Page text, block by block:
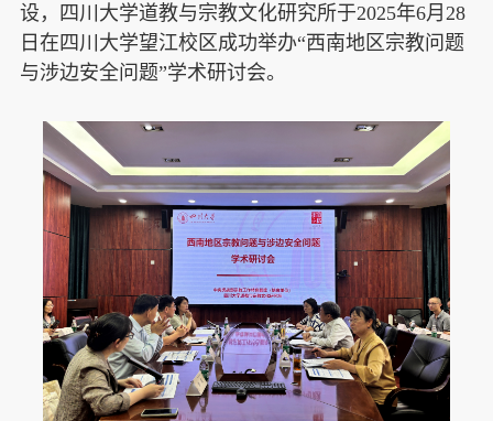
设，四川大学道教与宗教文化研究所于2025年6月28
日在四川大学望江校区成功举办“西南地区宗教问题
与涉边安全问题”学术研讨会。